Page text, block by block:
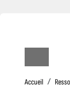
Accueil Accueil